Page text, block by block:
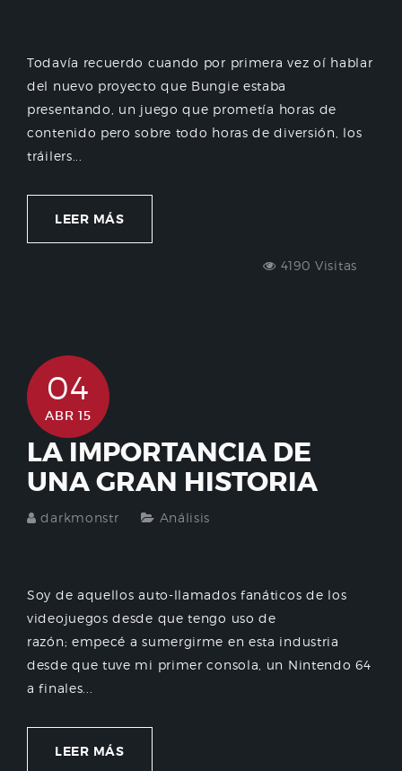
Todavía recuerdo cuando por primera vez oí hablar
del nuevo proyecto que Bungie estaba
presentando, un juego que prometía horas de
contenido pero sobre todo horas de diversión, los
tráilers...
LEER MÁS
4190 Visitas
04
ABR 15
LA IMPORTANCIA DE
UNA GRAN HISTORIA
darkmonstr Análisis
Soy de aquellos auto-llamados fanáticos de los
videojuegos desde que tengo uso de
razón; empecé a sumergirme en esta industria
desde que tuve mi primer consola, un Nintendo 64
a finales...
LEER MÁS